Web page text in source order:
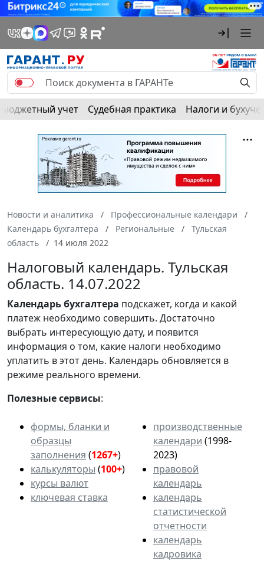
Бюджетный учет Судебная практика Налоги и
Новости и аналитика
Профессиональные календари
Календарь бухгалтера
Региональные
Тульская
область
14 июля 2022
Налоговый календарь. Тульская
область. 14.07.2022
Календарьбухгалтера подскажет, когда и какой
платеж необходимо совершить. Достаточно
выбрать интересующую дату, и появится
информация о том, какие налоги необходимо
уплатить в этот день. Календарь обновляется в
режиме реального времени.
Полезные сервисы:
формы, бланки и
образцы
заполнения (1267+)
калькуляторы (100+)
курсы валют
ключевая ставка
производственные
календари (1998-
2023)
правовой
календарь
календарь
статистической
отчетности
календарь
кадровика